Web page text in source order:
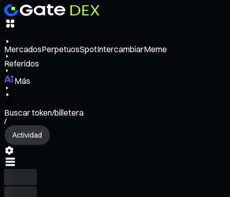
MercadosPerpetuosSpotIntercambiarMeme
Referidos
Más
Buscar token/billetera
/
Actividad